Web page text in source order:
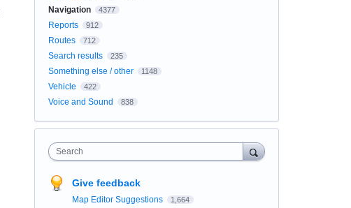
Navigation 4377
Reports 912
Routes 712
Search results 235
Something else / other 1148
Vehicle 422
Voice and Sound 838
Search
Give feedback
Map Editor Suggestions 1,664